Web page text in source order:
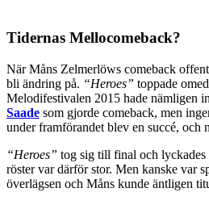
Tidernas Mellocomeback?
När Måns Zelmerlöws comeback
bli ändring på. “Heroes” toppade
Melodifestivalen 2015 hade nämligen
Saade som gjorde comeback, men
under framförandet blev en succé, och
“Heroes” tog sig till final och lyckades
röster var därför stor. Men kanske var
överlägsen och Måns kunde äntligen